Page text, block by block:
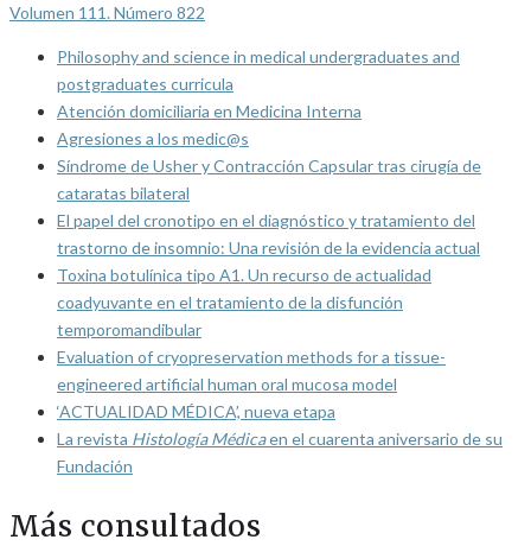
Volumen 111. Número 822
Philosophy and science in medical undergraduates and
postgraduates curricula
Atención domiciliaria en Medicina Interna
Agresiones a los medic@s
Síndrome de Usher y Contracción Capsular tras cirugía de
cataratas bilateral
El papel del cronotipo en el diagnóstico y tratamiento del
trastorno de insomnio: Una revisión de la evidencia actual
Toxina botulínica tipo A1. Un recurso de actualidad
coadyuvante en el tratamiento de la disfunción
temporomandibular
Evaluation of cryopreservation methods for a tissue-
engineered artificial human oral mucosa model
‘ACTUALIDAD MÉDICA’, nueva etapa
La revista Histología Médicaen el cuarenta aniversario de su
Fundación
Más consultados